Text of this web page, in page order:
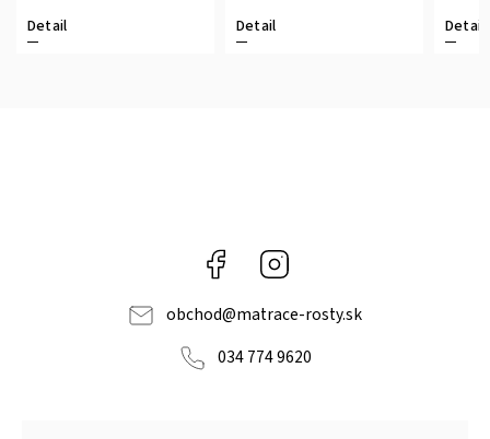
Detail Detail Detail
Facebook
obchod@matrace-rosty.sk
034 774 9620